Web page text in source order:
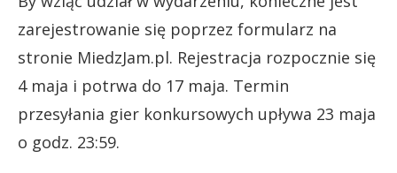
zarejestrowanie się poprzez formularz na
stronie MiedzJam.pl. Rejestracja rozpocznie się
4 maja i potrwa do 17 maja. Termin
przesyłania gier konkursowych upływa 23 maja
o godz. 23:59.